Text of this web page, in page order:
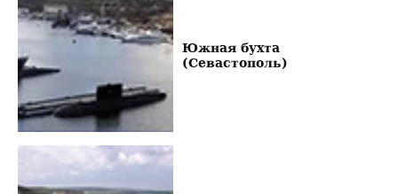
Южная бухта
(Севастополь)